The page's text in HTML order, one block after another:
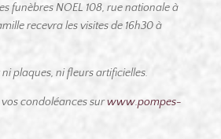
funèbres NOEL 108, rue nationale à
recevra les visites de 16h30 à
plaques, ni fleurs artificielles.
vos condoléances surwww.pompes-